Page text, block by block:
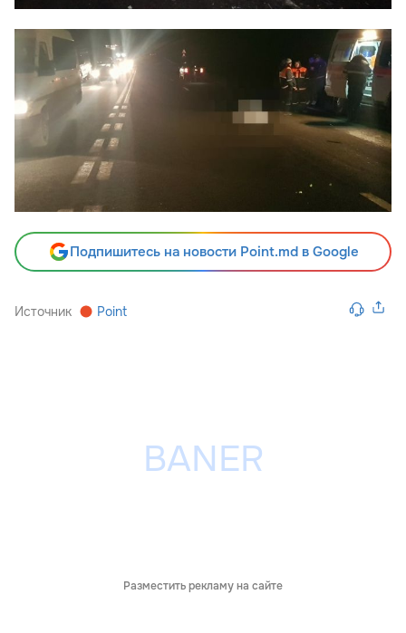
Подпишитесь на новости Point.md в Google
Источник Point
Разместить рекламу на сайте